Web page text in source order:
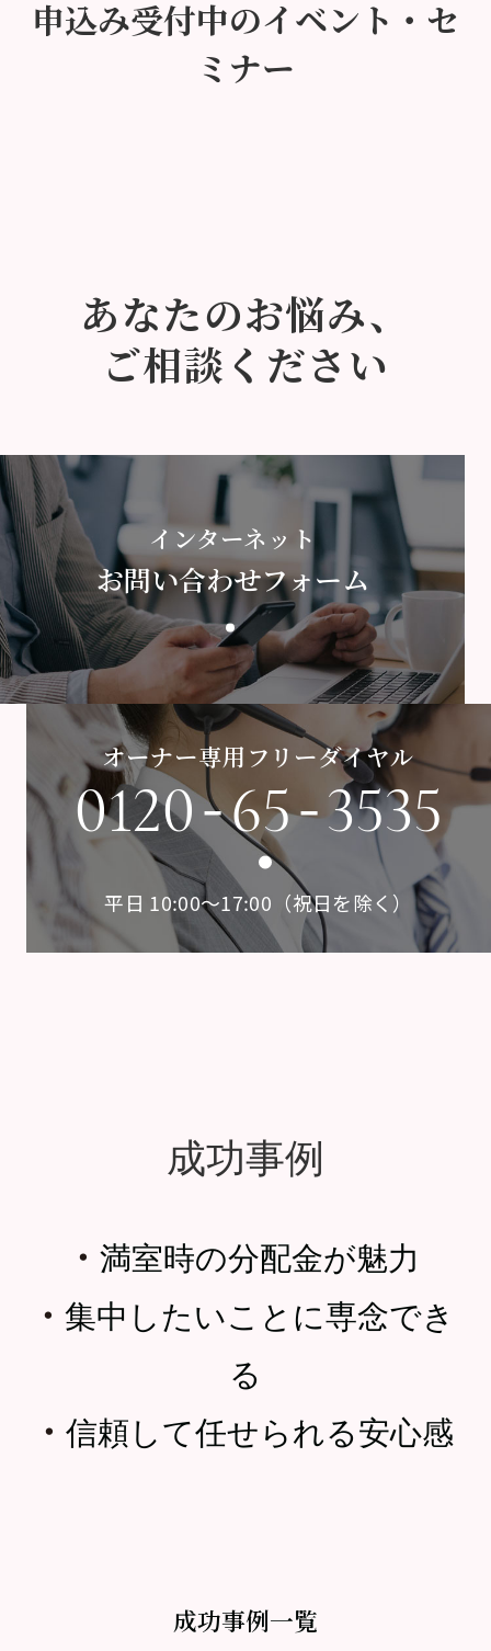
申込み受付中のイベント・セ
ミナー
あなたのお悩み、
ご相談ください
インターネット
お問い合わせフォーム
オーナー専用フリーダイヤル
0120-65-3535
平日 10:00〜17:00（祝日を除く）
成功事例
・ 満室時の分配金が魅力
・ 集中したいことに専念でき
る
・ 信頼して任せられる安心感
成功事例一覧